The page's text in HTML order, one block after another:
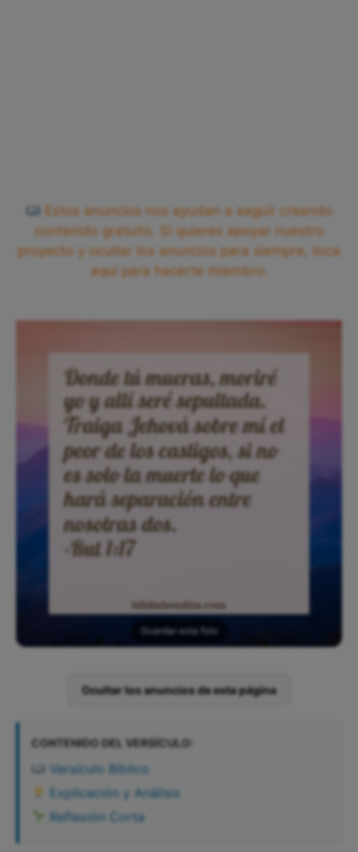
Estos anuncios nos ayudan a seguir creando
contenido gratuito. Si quieres apoyar nuestro
proyecto y ocultar los anuncios para siempre, toca
aquí para hacerte miembro.
Guardar esta foto
Ocultar los anuncios de esta página
CONTENIDO DEL VERSÍCULO:
Versículo Bíblico
Explicación y Análisis
Reflexión Corta